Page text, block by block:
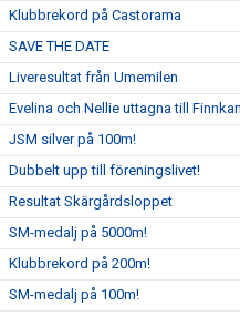
Klubbrekord på Castorama
SAVE THE DATE
Liveresultat från Umemilen
Evelina och Nellie uttagna till
JSM silver på 100m!
Dubbelt upp till föreningslivet!
Resultat Skärgårdsloppet
SM-medalj på 5000m!
Klubbrekord på 200m!
SM-medalj på 100m!